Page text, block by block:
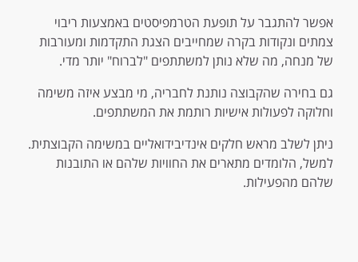
אפשר להתגבר על תופעת הטרמפיסטים באמצעות ריבוי
צמתים ונקודות בקרה שמחייבים הצגת התקדמות ומעורבות
של מנחה, מה שלא נותן למשתתפים "לברוח" יותר מדי.
גם בחירה שהקבוצה נותנת לחבריה, מי מבצע איזה משימה
וחלוקה לפעולות אישיות רותמת את המשתתפים.
ניתן לשלב מראש חלקים אינדיבידואליים במשימה הקבוצתית.
למשל, הלומדים מתארים את החוויות שלהם או התובנות
שלהם מהפעילות.